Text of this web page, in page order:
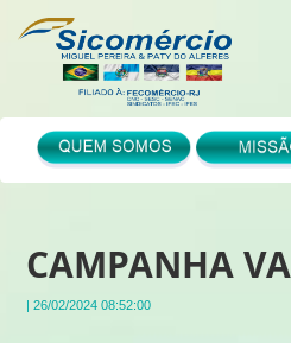
CAMPANHA
| 26/02/2024 08:52:00